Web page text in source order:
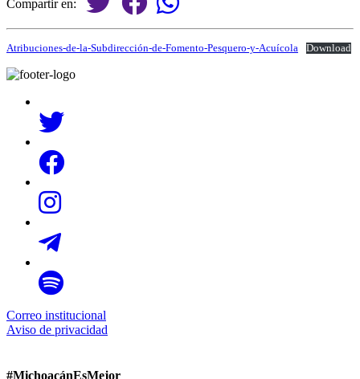
Compartir en:
Atribuciones-de-la-Subdirección-de-Fomento-Pesquero-y-Acuícola Download
Correo institucional
Aviso de privacidad
#MichoacánEsMejor